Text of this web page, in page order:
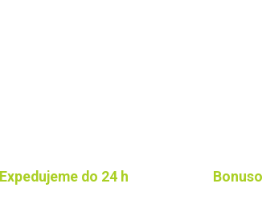
Expedujeme do 24 h